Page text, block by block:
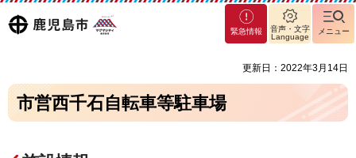
鹿児島
マグ
マシ
緊急情報
音声・文字
Language
メニュー
更新日：2022年3月14日
市営西千石自転車等駐車場